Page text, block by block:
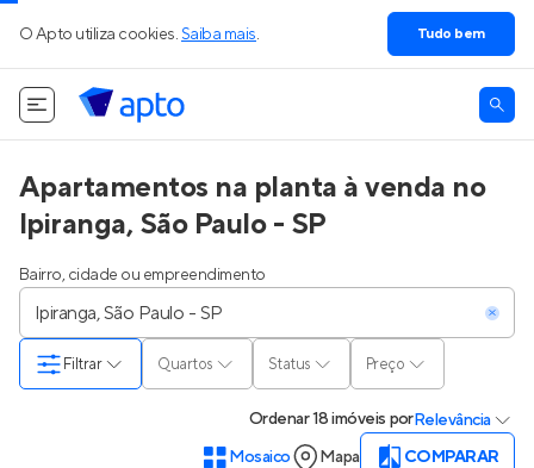
O Apto utiliza cookies. Saiba mais. Tudo bem
Apartamentos na planta à venda no
Ipiranga, São Paulo - SP
Bairro, cidade ou empreendimento
Quartos Status Preço
Filtrar
Ordenar18 imóveis porRelevância
Mosaico
Mapa COMPARAR